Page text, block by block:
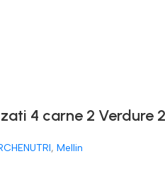
4 carne 2 Verdure
, Mellin